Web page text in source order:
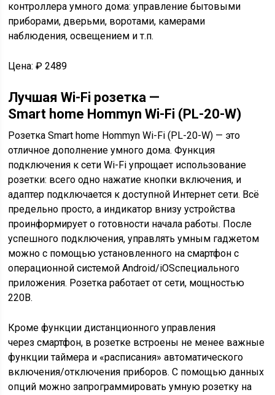
контроллера умного дома: управление бытовыми
приборами, дверьми, воротами, камерами
наблюдения, освещением и т.п.
Цена: ₽ 2489
Лучшая Wi-Fi розетка —
Smart home Hommyn Wi-Fi (PL-20-W)
Розетка Smart home Hommyn Wi-Fi (PL-20-W) — это
отличное дополнение умного дома. Функция
подключения к сети Wi-Fi упрощает использование
розетки: всего одно нажатие кнопки включения, и
адаптер подключается к доступной Интернет сети. Всё
предельно просто, а индикатор внизу устройства
проинформирует о готовности начала работы. После
успешного подключения, управлять умным гаджетом
можно с помощью установленного на смартфон с
операционной системой Android/iOSспециального
приложения. Розетка работает от сети, мощностью
220В.
Кроме функции дистанционного управления
через смартфон, в розетке встроены не менее важные
функции таймера и «расписания» автоматического
включения/отключения приборов. С помощью данных
опций можно запрограммировать умную розетку на